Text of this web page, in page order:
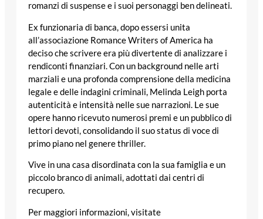
romanzi di suspense e i suoi personaggi ben delineati.
Ex funzionaria di banca, dopo essersi unita
all’associazione Romance Writers of America ha
deciso che scrivere era più divertente di analizzare i
rendiconti finanziari. Con un background nelle arti
marziali e una profonda comprensione della medicina
legale e delle indagini criminali, Melinda Leigh porta
autenticità e intensità nelle sue narrazioni. Le sue
opere hanno ricevuto numerosi premi e un pubblico di
lettori devoti, consolidando il suo status di voce di
primo piano nel genere thriller.
Vive in una casa disordinata con la sua famiglia e un
piccolo branco di animali, adottati dai centri di
recupero.
Per maggiori informazioni, visitate